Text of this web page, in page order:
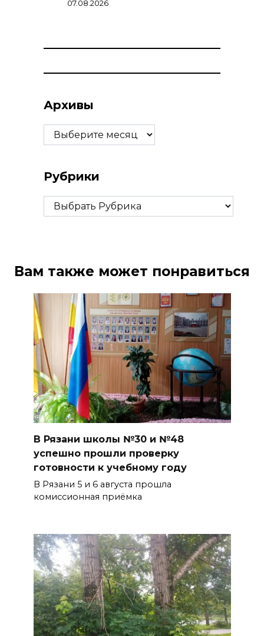
07.08.2026
Архивы
Архивы
Рубрики
Рубрики
Вам также может понравиться
В Рязани школы №30 и №48
успешно прошли проверку
готовности к учебному году
В Рязани 5 и 6 августа прошла
комиссионная приёмка